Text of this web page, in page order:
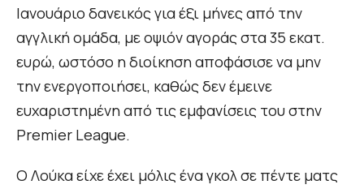
Ιανουάριο δανεικός για έξι μήνες από την
αγγλική ομάδα, με οψιόν αγοράς στα 35 εκατ.
ευρώ, ωστόσο η διοίκηση αποφάσισε να μην
την ενεργοποιήσει, καθώς δεν έμεινε
ευχαριστημένη από τις εμφανίσεις του στην
Premier League.
Ο Λούκα είχε έχει μόλις ένα γκολ σε πέντε ματς